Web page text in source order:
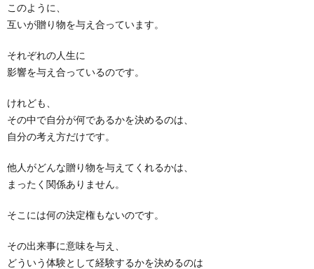
このように、
互いが贈り物を与え合っています。
それぞれの人生に
影響を与え合っているのです。
けれども、
その中で自分が何であるかを決めるのは、
自分の考え方だけです。
他人がどんな贈り物を与えてくれるかは、
まったく関係ありません。
そこには何の決定権もないのです。
その出来事に意味を与え、
どういう体験として経験するかを決めるのは